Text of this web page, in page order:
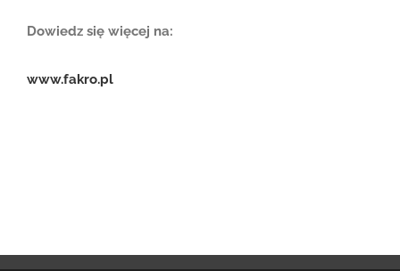
Dowiedz się więcej na:
www.fakro.pl